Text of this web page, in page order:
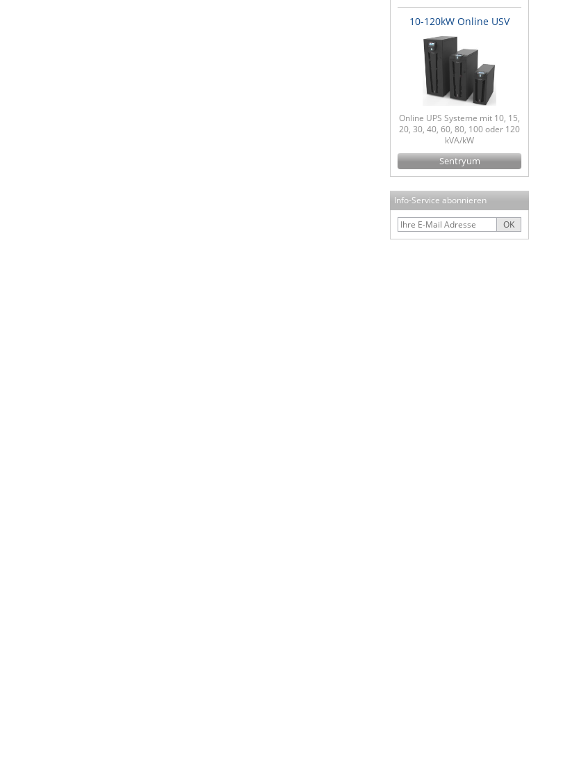
10-120kW Online USV
Online UPS Systeme mit 10, 15,
20, 30, 40, 60, 80, 100 oder 120
kVA/kW
Sentryum
Info-Service abonnieren
OK